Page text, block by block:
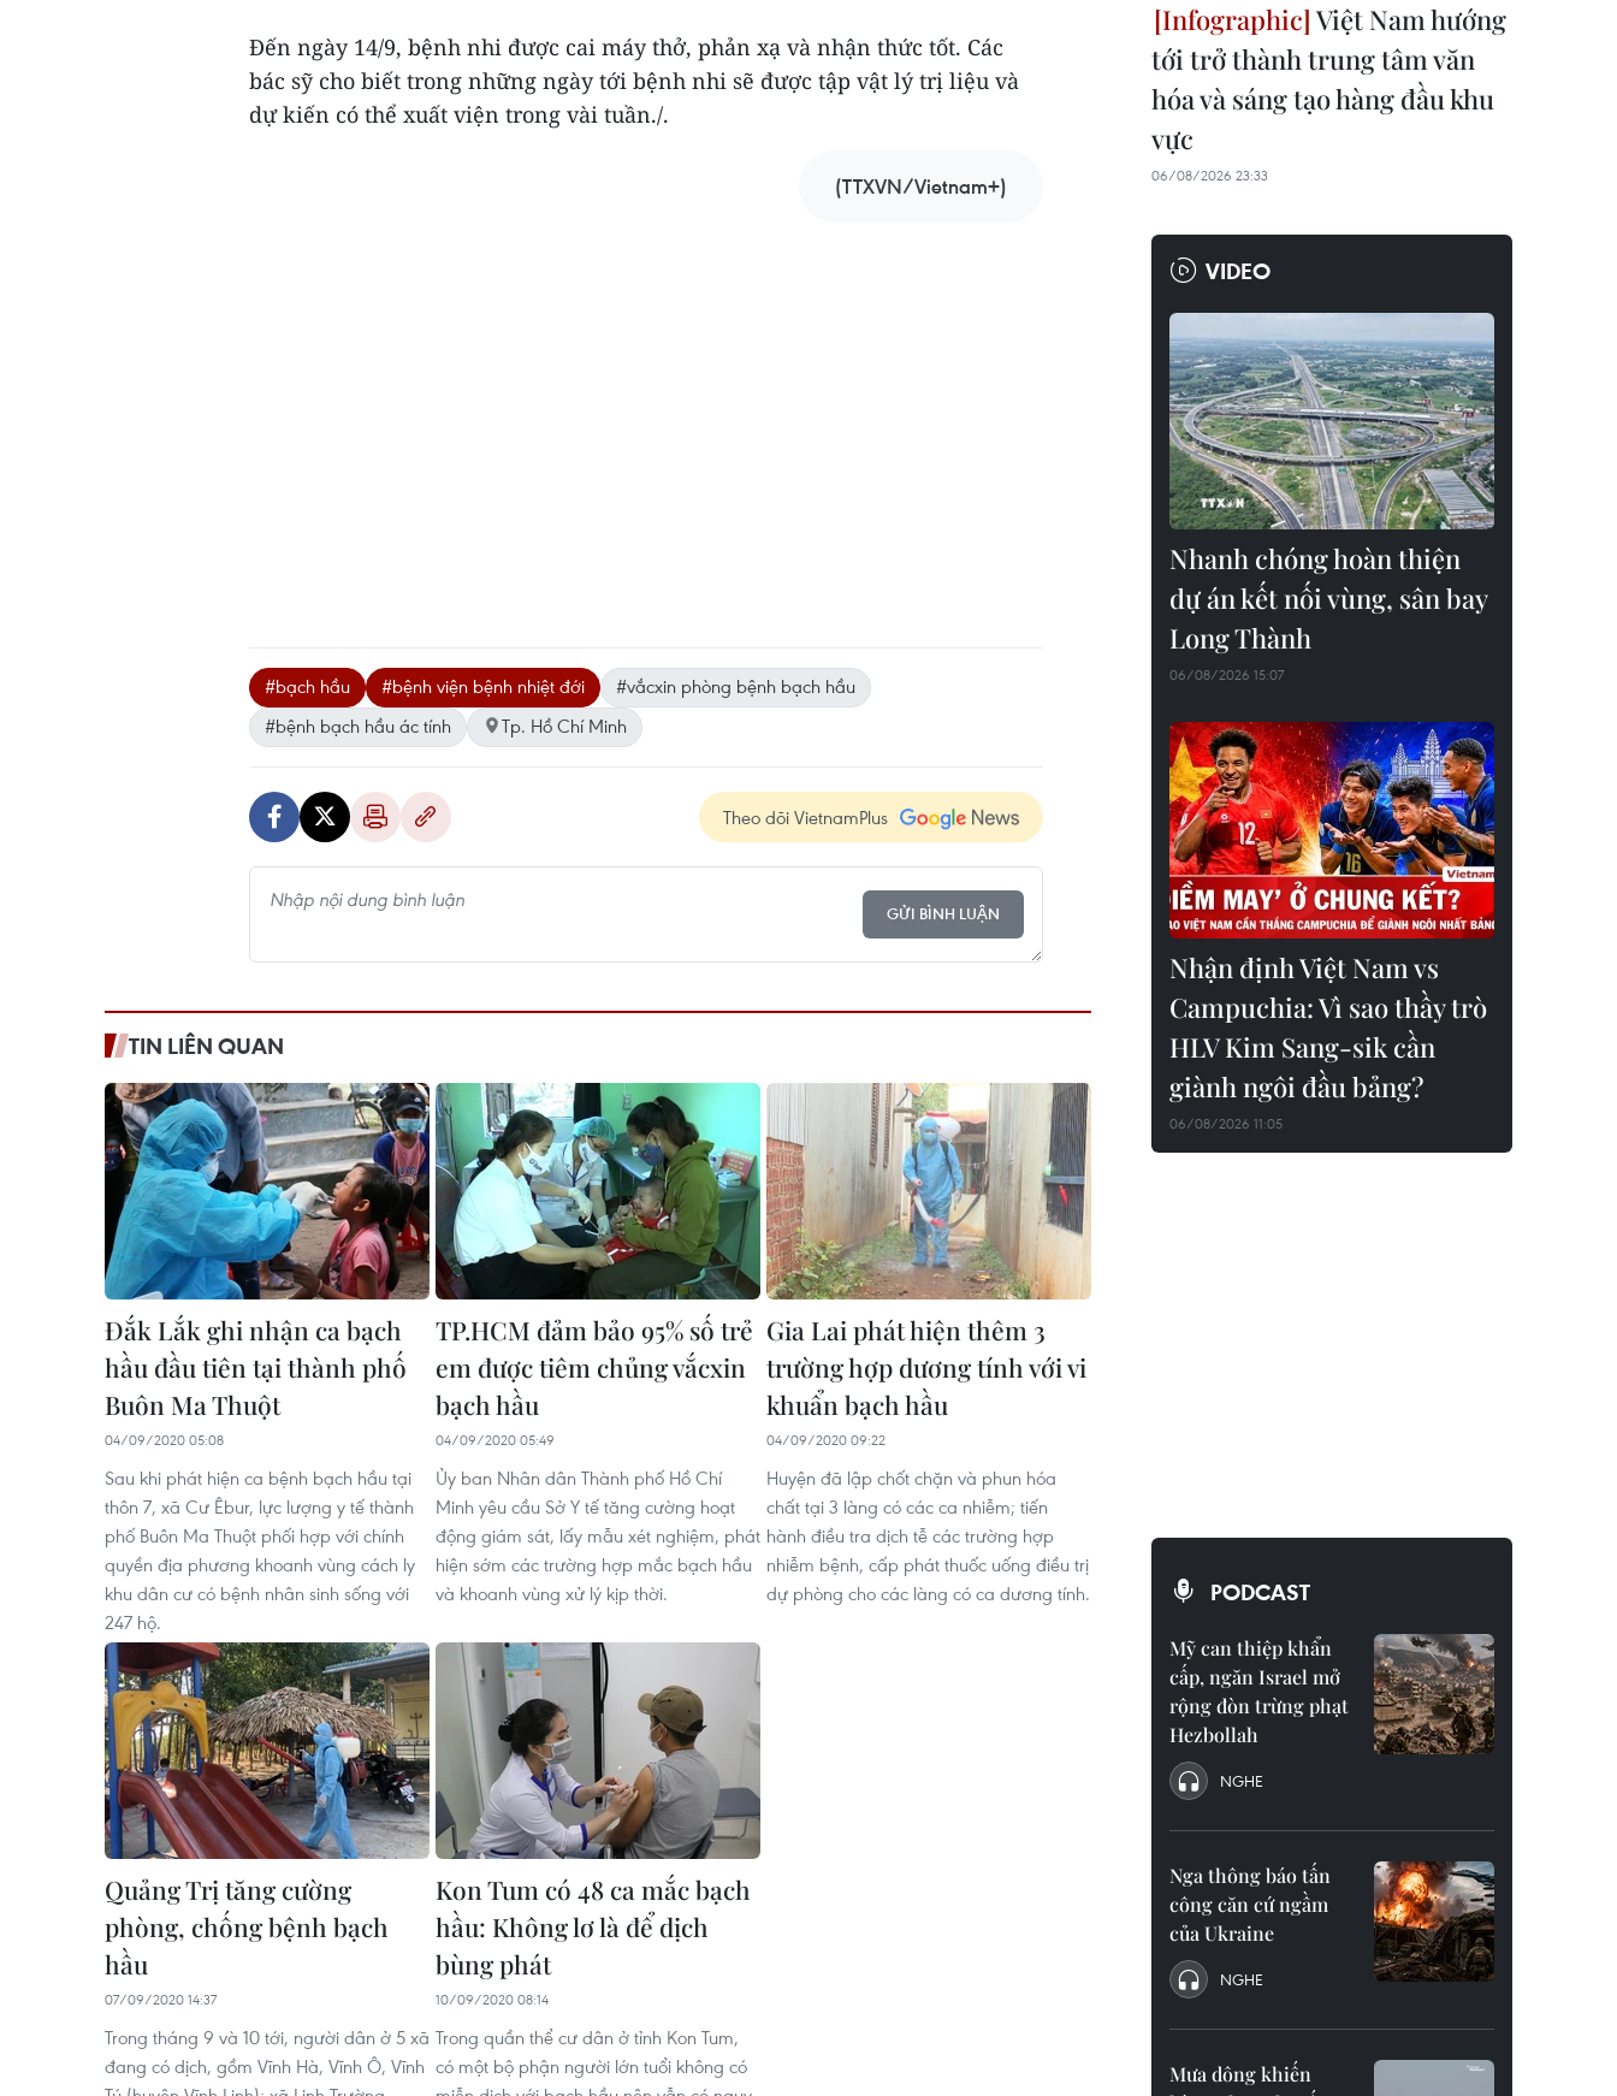
Đến ngày 14/9, bệnh nhi được cai máy thở, phản xạ và nhận thức tốt. Các
bác sỹ cho biết trong những ngày tới bệnh nhi sẽ được tập vật lý trị liệu và
dự kiến có thể xuất viện trong vài tuần./.
(TTXVN/Vietnam+)
#bạch hầu #bệnh viện bệnh nhiệt đới
#vắcxin phòng bệnh bạch hầu
#bệnh bạch hầu ác tính
Tp. Hồ Chí Minh
Theo dõi VietnamPlus
GỬI BÌNH LUẬN
TIN LIÊN QUAN
Đắk Lắk ghi nhận ca bạch
hầu đầu tiên tại thành phố
Buôn Ma Thuột
04/09/2020 05:08
Sau khi phát hiện ca bệnh bạch hầu tại
thôn 7, xã Cư Êbur, lực lượng y tế thành
phố Buôn Ma Thuột phối hợp với chính
quyền địa phương khoanh vùng cách ly
khu dân cư có bệnh nhân sinh sống với
247 hộ.
TP.HCM đảm bảo 95% số trẻ
em được tiêm chủng vắcxin
bạch hầu
04/09/2020 05:49
Ủy ban Nhân dân Thành phố Hồ Chí
Minh yêu cầu Sở Y tế tăng cường hoạt
động giám sát, lấy mẫu xét nghiệm, phát
hiện sớm các trường hợp mắc bạch hầu
và khoanh vùng xử lý kịp thời.
Gia Lai phát hiện thêm 3
trường hợp dương tính với vi
khuẩn bạch hầu
04/09/2020 09:22
Huyện đã lập chốt chặn và phun hóa
chất tại 3 làng có các ca nhiễm; tiến
hành điều tra dịch tễ các trường hợp
nhiễm bệnh, cấp phát thuốc uống điều trị
dự phòng cho các làng có ca dương tính.
Quảng Trị tăng cường
phòng, chống bệnh bạch
hầu
07/09/2020 14:37
Trong tháng 9 và 10 tới, người dân ở 5 xã
đang có dịch, gồm Vĩnh Hà, Vĩnh Ô, Vĩnh
Kon Tum có 48 ca mắc bạch
hầu: Không lơ là để dịch
bùng phát
10/09/2020 08:14
Trong quần thể cư dân ở tỉnh Kon Tum,
có một bộ phận người lớn tuổi không có
Việt Nam hướng
tới trở thành trung tâm văn
hóa và sáng tạo hàng đầu khu
vực
06/08/2026 23:33
VIDEO
Nhanh chóng hoàn thiện
dự án kết nối vùng, sân bay
Long Thành
06/08/2026 15:07
Nhận định Việt Nam vs
Campuchia: Vì sao thầy trò
HLV Kim Sang-sik cần
giành ngôi đầu bảng?
06/08/2026 11:05
PODCAST
Mỹ can thiệp khẩn
cấp, ngăn Israel mở
rộng đòn trừng phạt
Hezbollah
NGHE
Nga thông báo tấn
công căn cứ ngầm
của Ukraine
NGHE
Mưa dông khiến